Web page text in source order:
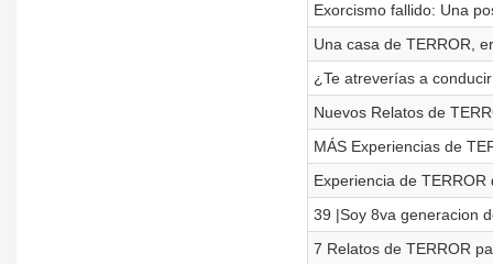
Exorcismo fallido: Una
Una casa de TERROR,
¿Te atreverías a
Nuevos Relatos de
MÁS Experiencias de
Experiencia de TERROR
39 |Soy 8va generacion
7 Relatos de TERROR